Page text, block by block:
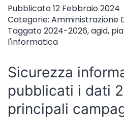
Pubblicato12 Febbraio 2024
Categorie: Amministrazione
Taggato2024-2026,agid,
l'informatica
Sicurezza
pubblicati i dati
principali